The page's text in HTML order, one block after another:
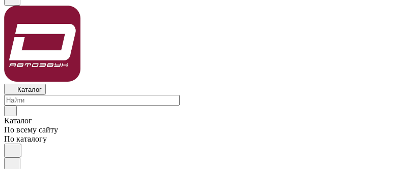
Каталог
Каталог
По всему сайту
По каталогу